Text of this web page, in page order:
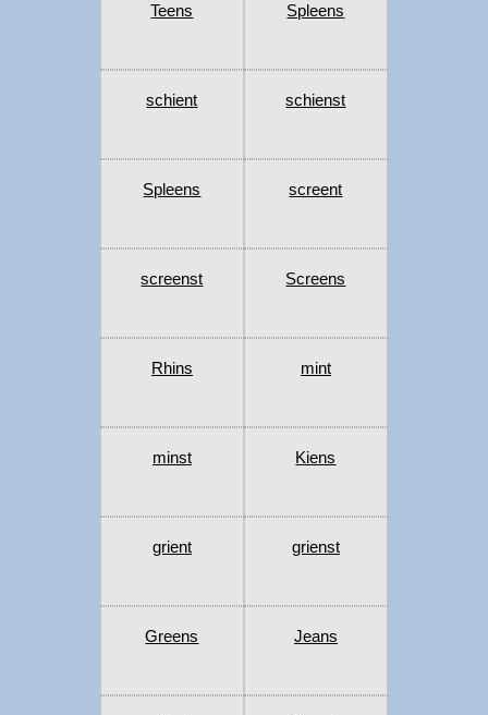
Teens Spleens
schient schienst
Spleens screent
screenst Screens
Rhins mint
minst Kiens
grient grienst
Greens Jeans